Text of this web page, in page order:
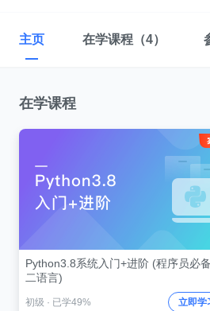
主页 在学课程 （4）
在学课程
Python3.8系统入门+进阶 (程序员必
二语言)
初级 · 已学49% 立即学